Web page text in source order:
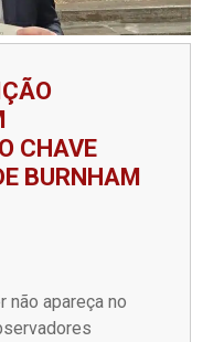
CHAVE
BURNHAM
não apareça no